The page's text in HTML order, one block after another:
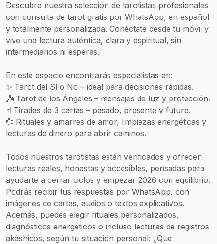
Descubre nuestra selección de tarotistas profesionales
con consulta de tarot gratis por WhatsApp, en español
y totalmente personalizada. Conéctate desde tu móvil y
vive una lectura auténtica, clara y espiritual, sin
intermediarios ni esperas.
En este espacio encontrarás especialistas en:
✨ Tarot del Sí o No – ideal para decisiones rápidas.
👼 Tarot de los Ángeles – mensajes de luz y protección.
🃏 Tiradas de 3 cartas – pasado, presente y futuro.
💞 Rituales y amarres de amor, limpiezas energéticas y
lecturas de dinero para abrir caminos.
Todos nuestros tarotistas están verificados y ofrecen
lecturas reales, honestas y accesibles, pensadas para
ayudarte a cerrar ciclos y empezar 2026 con equilibrio.
Podrás recibir tus respuestas por WhatsApp, con
imágenes de cartas, audios o textos explicativos.
Además, puedes elegir rituales personalizados,
diagnósticos energéticos o incluso lecturas de registros
akáshicos, según tu situación personal: ¿Qué